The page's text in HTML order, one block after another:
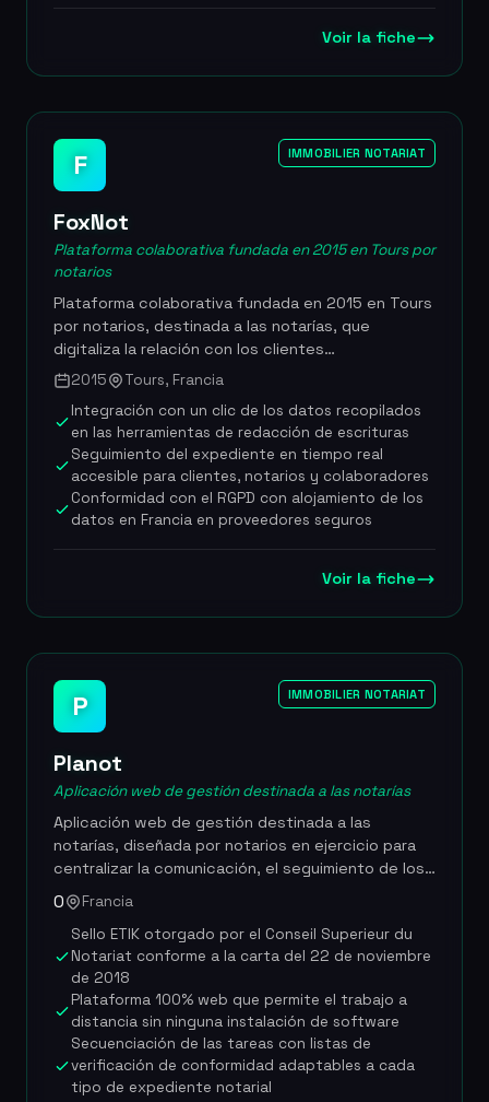
una nube soberana francesa con cifrado. Allaw es
la unica plataforma que ha obtenido el sello ETIK
seleccionada entre los diez galardonados de la
2026. Mas de 6.500 expedientes tramitados,
plazo medio de respuesta inferior a 2 horas,
democratizacion del acceso al derecho, sello ETIK
obtenido en mayo de 2024, galardonada France
Legaltech 2026
Voir la fiche
F IMMOBILIER NOTARIAT
FoxNot
Plataforma colaborativa fundada en 2015 en Tours por
notarios
Plataforma colaborativa fundada en 2015 en Tours
por notarios, destinada a las notarías, que
digitaliza la relación con los clientes
automatizando la recopilación de documentos,
ofreciendo cuestionarios inteligentes e
integrándose directamente con los programas de
redacción de escrituras. FoxNot ha captado 2
millones de euros de la Caisse des Dépôts
(Banque des Territoires), que posee
aproximadamente el 25 % del capital, lo que
garantiza un sólido respaldo institucional y una
protección reforzada contra el fraude. La
plataforma la utilizan más de 2.000 notarías en
intercambio seguro de documentos para luchar
avance de su expediente en tiempo real. FoxNot
recopila automáticamente los documentos de las
administraciones (modelo 1, ERP, georiesgos, plano
catastral, Bodacc, NRU), lo que permite ahorrar
entre 3 y 5 horas de trabajo por expediente a un
pueden consultar la disponibilidad de todas las
partes implicadas y reservar cita en línea para la
firma.
2015
Tours, Francia
Integración con un clic de los datos recopilados
en las herramientas de redacción de escrituras
Seguimiento del expediente en tiempo real
accesible para clientes, notarios y colaboradores
Conformidad con el RGPD con alojamiento de los
datos en Francia en proveedores seguros
Voir la fiche
P IMMOBILIER NOTARIAT
Planot
Aplicación web de gestión destinada a las notarías
Aplicación web de gestión destinada a las
notarías, diseñada por notarios en ejercicio para
centralizar la comunicación, el seguimiento de los
expedientes y los intercambios seguros con los
clientes en un entorno totalmente
desmaterializado. Con el sello ETIK del Conseil
Superieur du Notariat conforme a la carta para el
desarrollo ético de lo digital notarial establecida el
22 de noviembre de 2018, la plataforma ofrece
una visibilidad en tiempo real sobre el avance de
cada expediente para el conjunto de los
intervinientes. Planot integra de forma nativa la
videoconferencia dentro de los expedientes, la
0
Francia
Sello ETIK otorgado por el Conseil Superieur du
Notariat conforme a la carta del 22 de noviembre
de 2018
Plataforma 100% web que permite el trabajo a
distancia sin ninguna instalación de software
Secuenciación de las tareas con listas de
verificación de conformidad adaptables a cada
tipo de expediente notarial